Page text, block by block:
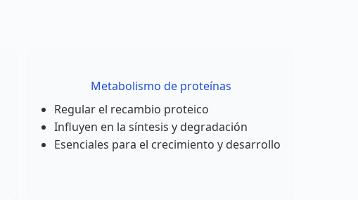
Metabolismo de proteínas
Regular el recambio proteico
Influyen en la síntesis y degradación
Esenciales para el crecimiento y desarrollo